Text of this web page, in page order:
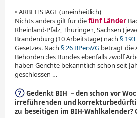
• ARBEITSTAGE (uneinheitlich)
Nichts anders gilt für diefünf Länder
Rheinland-Pfalz, Thüringen, Sachsen
Brandenburg (10 Arbeitstage) nach § 193
Gesetzes. Nach § 26 BPersVG beträgt die
Behörden des Bundes ebenfalls zwölf
haben Gerichte bekanntlich schon seit
geschlossen …
Gedenkt BIH – den schon vor
irreführenden und
zu beseitigen im BIH-Wahlkalender?